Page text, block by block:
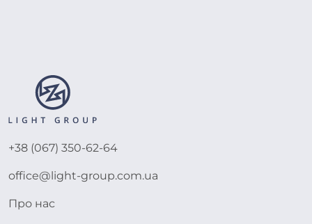
+38 (067) 350-62-64
office@light-group.com.ua
Про нас